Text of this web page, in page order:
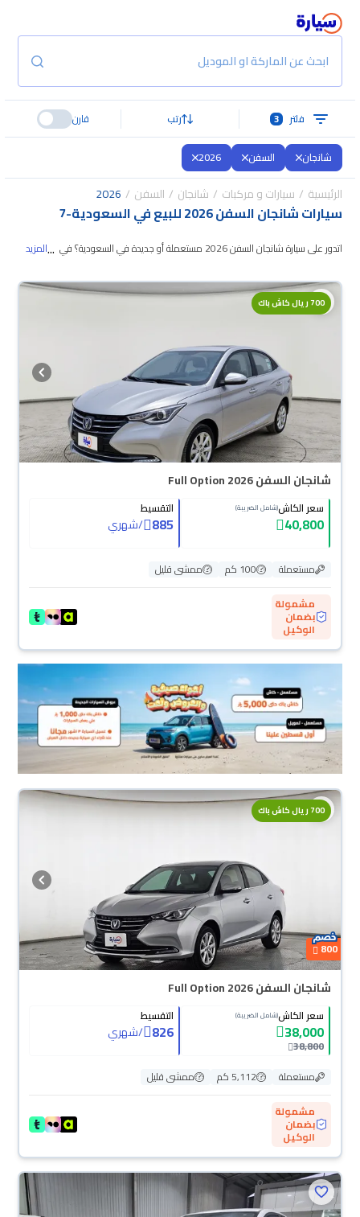
ابحث عن الماركة او الموديل
فلتر 3 رتب قارن
شانجان السفن 2026
الرئيسية سيارات و مركبات شانجان السفن 2026
سيارات شانجان السفن 2026 للبيع في السعودية -
7
اتدور على سيارة شانجان السفن 2026 مستعملة أو جديدة في السعودية؟ في
سيارات شانجان السفن 2026 المستعملة مضمونة ومفحوصة بأكثر من 200 نقطة
وتقدر تجربها لمدة 10 أيام، وإن ما ناسبتك لأي سبب تقدر تسترجع كامل المبلغ خلال
أو تقسيط، وتحجزها أونلاين، وبتوصلك لين باب بيتك.
...المزيد
700 ريال كاش باك
شانجان السفن Full Option 2026
سعر الكاش(شامل الضريبة)
40,800
التقسيط
885
/شهري
مستعملة 100 كم
ممشى قليل
مشمولة
بضمان
الوكيل
700 ريال كاش باك
800
شانجان السفن Full Option 2026
سعر الكاش(شامل الضريبة)
38,000
38,800
التقسيط
826
/شهري
مستعملة 5,112 كم
ممشى قليل
مشمولة
بضمان
الوكيل